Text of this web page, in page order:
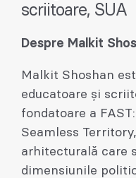
scriitoare, SUA
Despre Malkit
Malkit Shoshan
educatoare și
fondatoare a
Seamless
arhitecturală care
dimensiunile